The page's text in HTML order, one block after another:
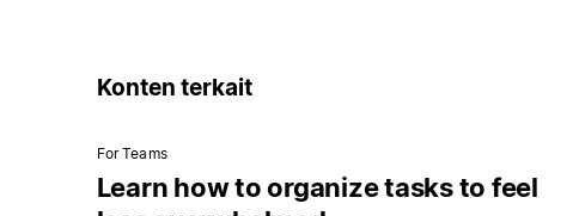
Konten terkait
For Teams
Learn how to organize tasks to feel